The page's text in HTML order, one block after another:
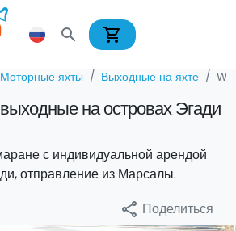
search shopping_cart
яхты Выходные на яхте
на островах Эгади
с индивидуальной арендой
отправление из Марсалы.
share Поделиться